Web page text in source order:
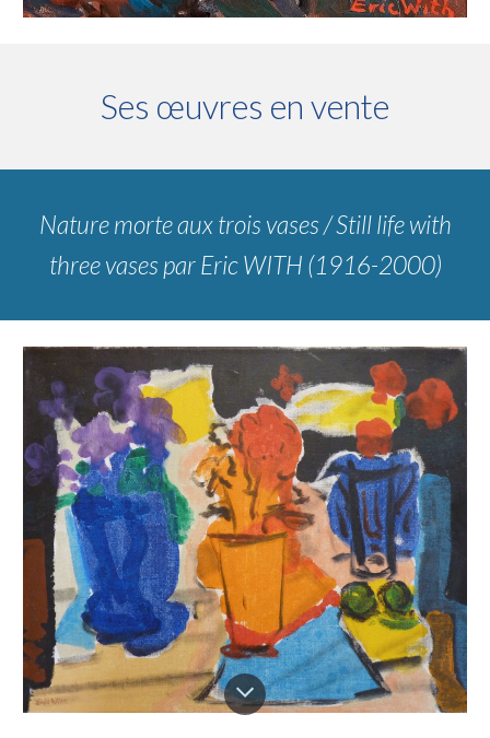
Ses œuvres en vente
Nature morte aux trois vases / Still life with
three vases parEric WITH (1916-2000)